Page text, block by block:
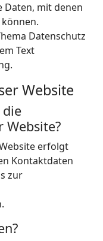
Daten, mit denen
Datenschutz
Text
Website
Website?
erfolgt
Kontaktdaten
zur